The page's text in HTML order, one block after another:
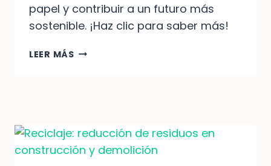
papel y contribuir a un futuro más
sostenible. ¡Haz clic para saber más!
LEER MÁSBENEFICIOS
REDUCIR
CONSUMO